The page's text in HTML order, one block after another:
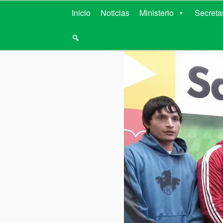
MINISTERIO
Inicio Noticias Ministerio